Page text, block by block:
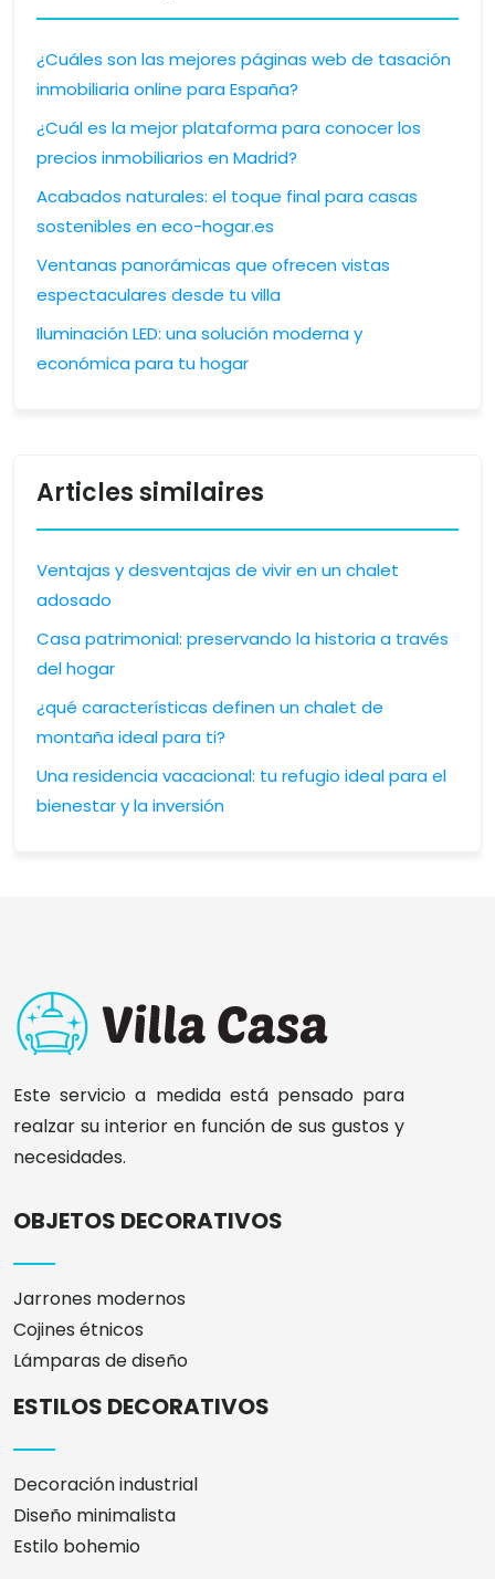
¿Cuáles son las mejores páginas web de tasación
inmobiliaria online para España?
¿Cuál es la mejor plataforma para conocer los
precios inmobiliarios en Madrid?
Acabados naturales: el toque final para casas
sostenibles en eco-hogar.es
Ventanas panorámicas que ofrecen vistas
espectaculares desde tu villa
Iluminación LED: una solución moderna y
económica para tu hogar
Articles similaires
Ventajas y desventajas de vivir en un chalet
adosado
Casa patrimonial: preservando la historia a través
del hogar
¿qué características definen un chalet de
montaña ideal para ti?
Una residencia vacacional: tu refugio ideal para el
bienestar y la inversión
Este servicio a medida está pensado para
realzar su interior en función de sus gustos y
necesidades.
OBJETOS DECORATIVOS
Jarrones modernos
Cojines étnicos
Lámparas de diseño
ESTILOS DECORATIVOS
Decoración industrial
Diseño minimalista
Estilo bohemio